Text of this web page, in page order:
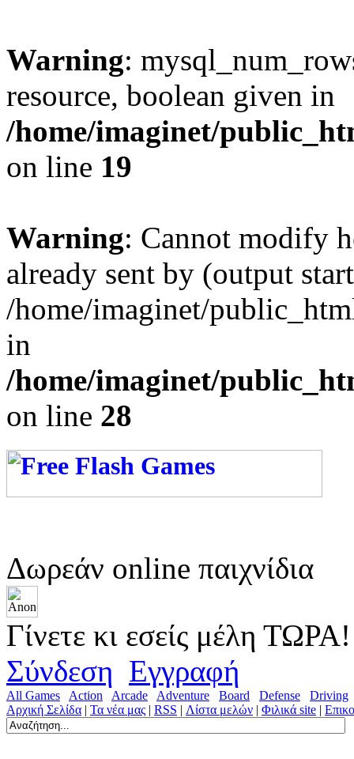
Warning:
resource, boolean given in
/home/imaginet/
on line 19
Warning: Cannot modify
already sent by (output
/home/imaginet/
in
/home/imaginet/
on line 28
Δωρεάν online παιχνίδια
Γίνετε κι εσείς μέλη ΤΩΡΑ!
Σύνδεση Εγγραφή
All Games Action Arcade Adventure Board Defense
Driving
Αρχική Σελίδα | Τα νέα μας | RSS | Λίστα μελών | Φιλικά site |